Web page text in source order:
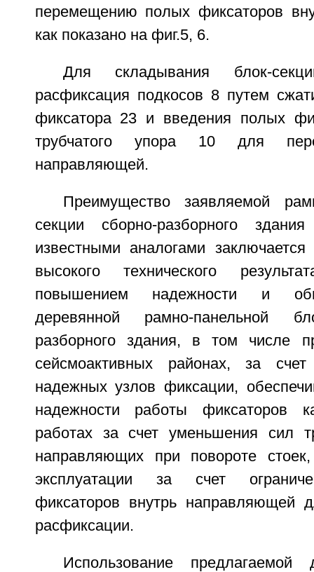
перемещению полых фиксаторов
как показано на фиг.5, 6.
Для складывания блок-
расфиксация подкосов 8 путем
фиксатора 23 и введения полых
трубчатого упора 10 для
направляющей.
Преимущество заявляемой
секции сборно-разборного
известными аналогами
высокого технического
повышением надежности и
деревянной рамно-панельной
разборного здания, в том числе
сейсмоактивных районах, за
надежных узлов фиксации,
надежности работы фиксаторов
работах за счет уменьшения сил
направляющих при повороте
эксплуатации за счет
фиксаторов внутрь направляющей
расфиксации.
Использование предлагаемой